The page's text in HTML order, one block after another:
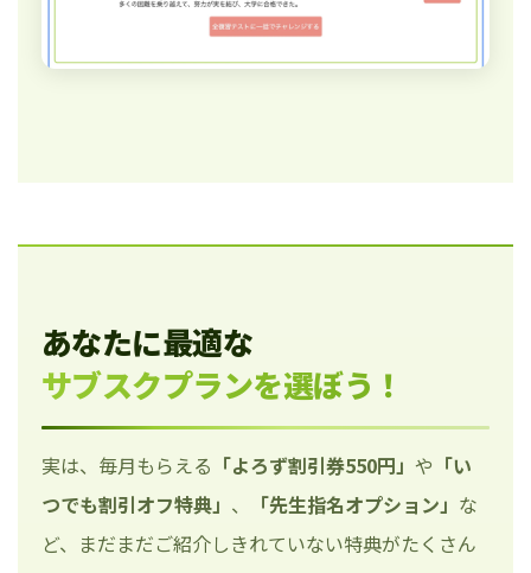
あなたに最適な
サブスクプランを選ぼう！
実は、毎月もらえる 「よろず割引券550円」 や 「い
つでも割引オフ特典」 、 「先生指名オプション」 な
ど、まだまだご紹介しきれていない特典がたくさん